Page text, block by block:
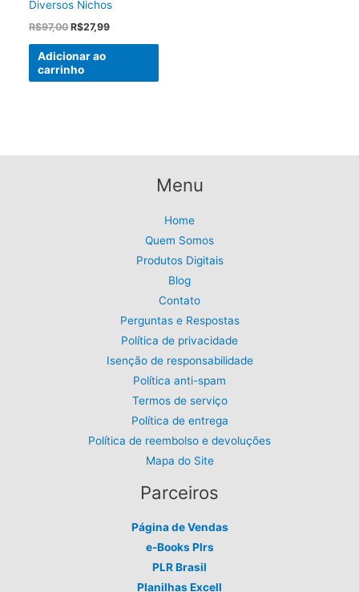
Diversos Nichos
R$97,00O
original
era:
R$97,00.
R$27,99O
Adicionar ao
carrinho
Menu
Home
Quem Somos
Produtos Digitais
Blog
Contato
Perguntas e Respostas
Política de privacidade
Isenção de responsabilidade
Política anti-spam
Termos de serviço
Política de entrega
Política de reembolso e devoluções
Mapa do Site
Parceiros
Página de Vendas
e-Books Plrs
PLR Brasil
Planilhas Excell